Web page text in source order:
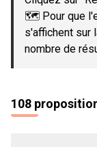
🗺️ Pour que
s'affichent sur
nombre de
108